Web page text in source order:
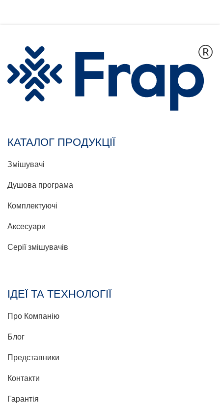
КАТАЛОГ ПРОДУКЦІЇ
Змішувачі
Душова програма
Комплектуючі
Аксесуари
Серії змішувачів
ІДЕЇ ТА ТЕХНОЛОГІЇ
Про Компанію
Блог
Представники
Контакти
Гарантія